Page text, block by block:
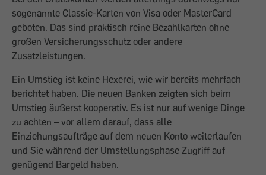
sogenannte Classic-Karten von Visa oder MasterCard
geboten. Das sind praktisch reine Bezahlkarten ohne
großen Versicherungsschutz oder andere
Zusatzleistungen.
Ein Umstieg ist keine Hexerei, wie wir bereits mehrfach
berichtet haben. Die neuen Banken zeigten sich beim
Umstieg äußerst kooperativ. Es ist nur auf wenige Dinge
zu achten – vor allem darauf, dass alle
Einziehungsaufträge auf dem neuen Konto weiterlaufen
und Sie während der Umstellungsphase Zugriff auf
genügend Bargeld haben.